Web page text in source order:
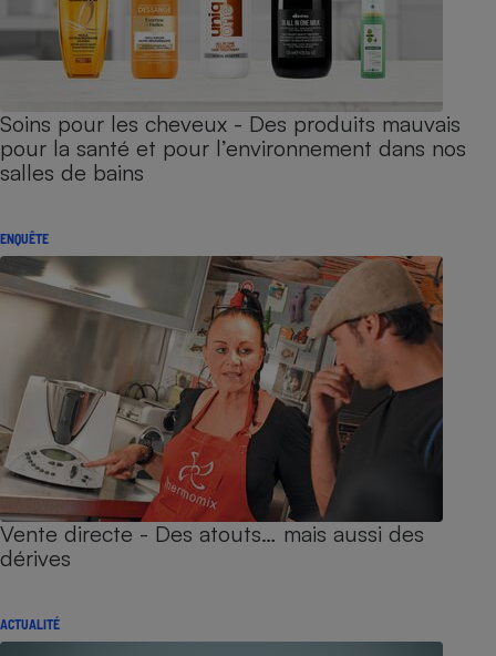
Soins pour les cheveux - Des produits mauvais
pour la santé et pour l’environnement dans nos
salles de bains
ENQUÊTE
Vente directe - Des atouts… mais aussi des
dérives
ACTUALITÉ